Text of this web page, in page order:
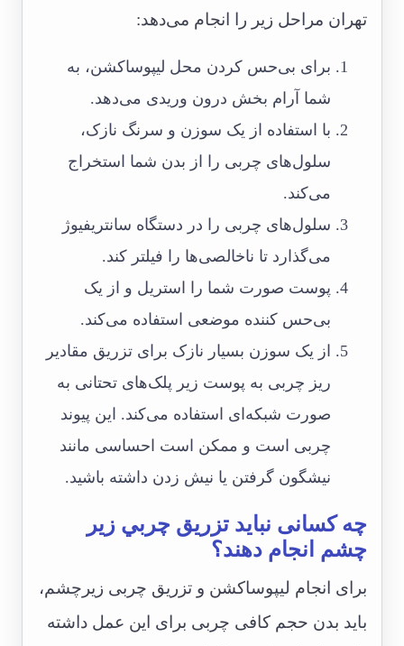
تهران مراحل زیر را انجام می‌دهد:
برای بی‌حس کردن محل‌ لیپوساکشن، به
شما آرام بخش درون وریدی می‌دهد.
با استفاده از یک سوزن و سرنگ نازک،
سلول‌های چربی را از بدن شما استخراج
می‌کند.
سلول‌های چربی را در دستگاه سانتریفیوژ
می‌گذارد تا ناخالصی‌ها را فیلتر کند.
پوست صورت شما را استریل و از یک
بی‌حس کننده موضعی استفاده می‌کند.
از یک سوزن بسیار نازک برای تزریق مقادیر
ریز چربی به پوست زیر پلک‌های تحتانی به
صورت شبکه‌ای استفاده می‌کند. این پیوند
چربی است و ممکن است ‌احساسی مانند
نیشگون گرفتن یا نیش زدن داشته باشید.
چه کسانی نباید تزريق چربي زير
چشم انجام دهند؟
برای انجام لیپوساکشن و تزریق چربی زیرچشم،
باید بدن حجم کافی چربی برای این عمل داشته